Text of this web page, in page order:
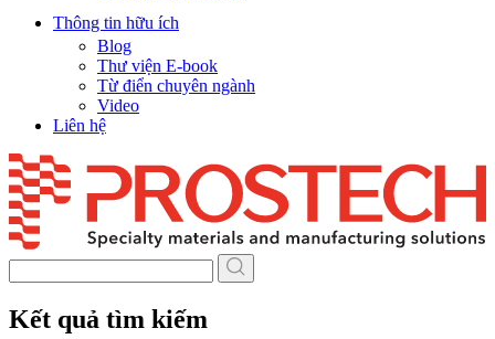
Thông tin hữu ích
Blog
Thư viện E-book
Từ điển chuyên ngành
Video
Liên hệ
Skip
to
content
Kết quả tìm kiếm